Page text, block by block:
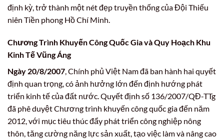
định kỳ, trở thành một nét đẹp truyền thống của Đội Thiếu
niên Tiền phong Hồ Chí Minh.
Chương Trình Khuyến Công Quốc Gia và Quy Hoạch Khu
Kinh Tế Vũng Áng
Ngày 20/8/2007, Chính phủ Việt Nam đã ban hành hai quyết
định quan trọng, có ảnh hưởng lớn đến định hướng phát
triển kinh tế của đất nước. Quyết định số 136/2007/QĐ-TTg
đã phê duyệt Chương trình khuyến công quốc gia đến năm
2012, với mục tiêu thúc đẩy phát triển công nghiệp nông
thôn, tăng cường năng lực sản xuất, tạo việc làm và nâng cao